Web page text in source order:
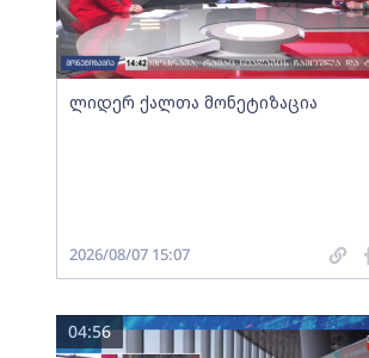
ლიდერ ქალთა მონეტიზაცია
2026/08/07 15:07
04:56